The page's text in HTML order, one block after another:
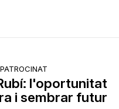
l'oportunitat
i sembrar futur